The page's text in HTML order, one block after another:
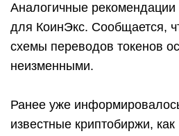
Аналогичные рекомендации
для КоинЭкс. Сообщается,
схемы переводов токенов
неизменными.
Ранее уже
известные криптобиржи, как